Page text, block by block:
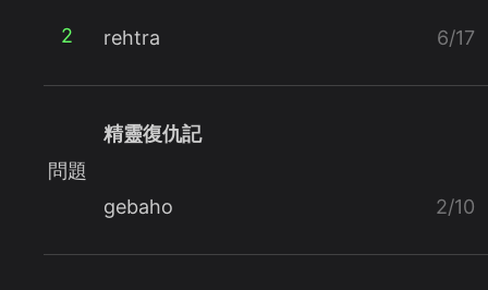
2 rehtra 6/17
問題
精靈復仇記
gebaho 2/10